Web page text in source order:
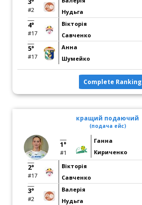
#2
Нудьга
4°
#17
Вікторія
Савченко
5°
#17
Анна
Шумейко
Complete Ranking
кращий подаючий
(подача ейс)
1°
#1
Ганна
Кириченко
2°
#17
Вікторія
Савченко
3°
#2
Валерія
Нудьга